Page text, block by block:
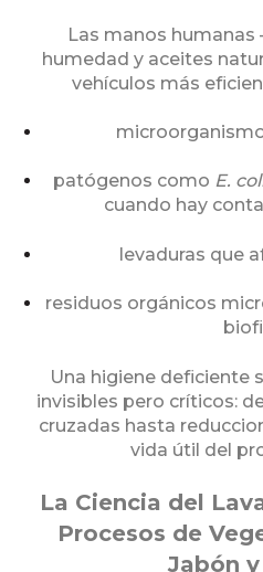
Las manos
humedad y aceites
vehículos más
patógenos como E.
cuando hay
levaduras que
residuos orgánicos
Una higiene deficiente
invisibles pero críticos:
cruzadas hasta
vida útil del
La Ciencia del
Procesos de
Jabón